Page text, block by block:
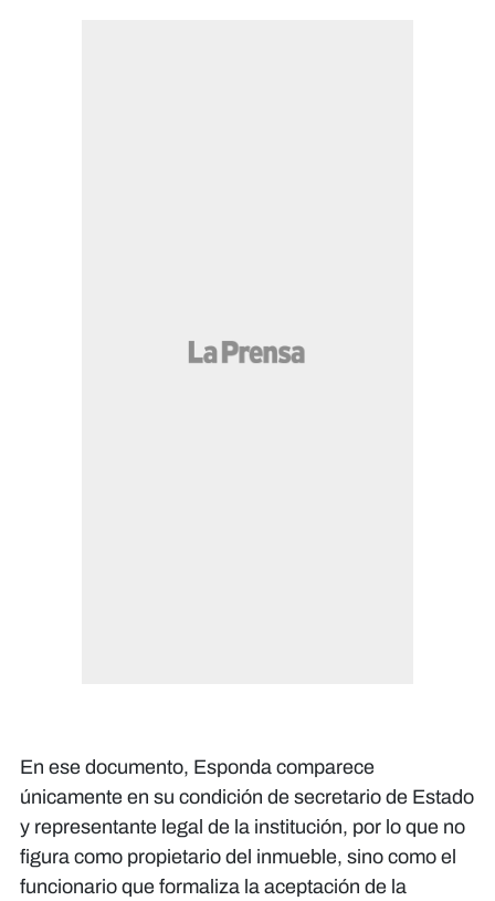
En ese documento, Esponda comparece
únicamente en su condición de secretario de Estado
y representante legal de la institución, por lo que no
figura como propietario del inmueble, sino como el
funcionario que formaliza la aceptación de la